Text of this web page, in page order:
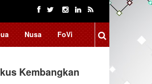
Nusa FoVi
Ekonomi